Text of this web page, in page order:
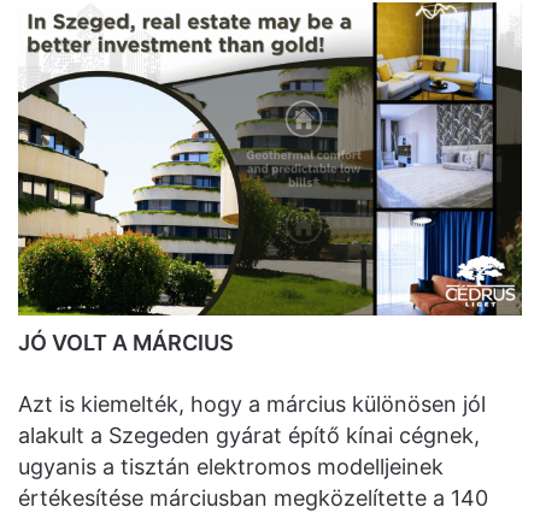
JÓ VOLT A MÁRCIUS
Azt is kiemelték, hogy a március különösen jól
alakult a Szegeden gyárat építő kínai cégnek,
ugyanis a tisztán elektromos modelljeinek
értékesítése márciusban megközelítette a 140